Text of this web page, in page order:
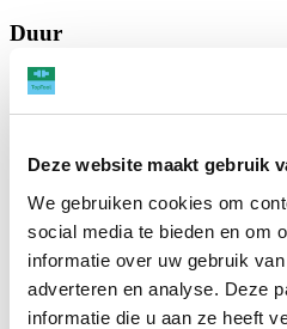
Deze website maakt gebruik
We gebruiken cookies om
social media te bieden en om
informatie over uw gebruik
adverteren en analyse. Deze
informatie die u aan ze heeft
Duur
De lessen zijn overdag 3x per week
Daarnaast heb je elke week 5 tot
Waar
De cursus wordt gegeven op drie
Rotterdam en Utrecht. Voor alle
hybride worden gegeven: de helft
een klaslokaal plaats, de andere